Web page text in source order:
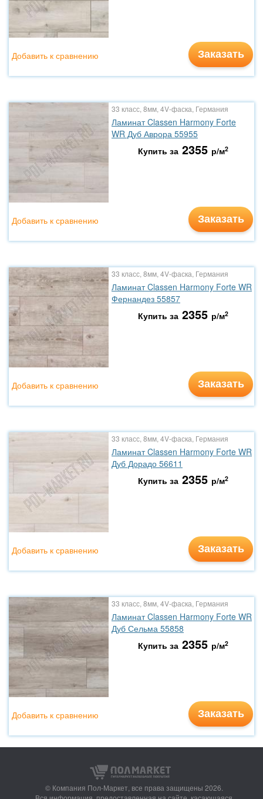
Заказать
Добавить к сравнению
33 класс, 8мм, 4V-фаска, Германия
Ламинат Classen Harmony Forte
WR Дуб Аврора 55955
Купить за 2355 р/м2
Заказать
Добавить к сравнению
33 класс, 8мм, 4V-фаска, Германия
Ламинат Classen Harmony Forte WR
Фернандез 55857
Купить за 2355 р/м2
Заказать
Добавить к сравнению
33 класс, 8мм, 4V-фаска, Германия
Ламинат Classen Harmony Forte WR
Дуб Дорадо 56611
Купить за 2355 р/м2
Заказать
Добавить к сравнению
33 класс, 8мм, 4V-фаска, Германия
Ламинат Classen Harmony Forte WR
Дуб Сельма 55858
Купить за 2355 р/м2
Заказать
Добавить к сравнению
© Компания Пол-Маркет, все права защищены 2026.